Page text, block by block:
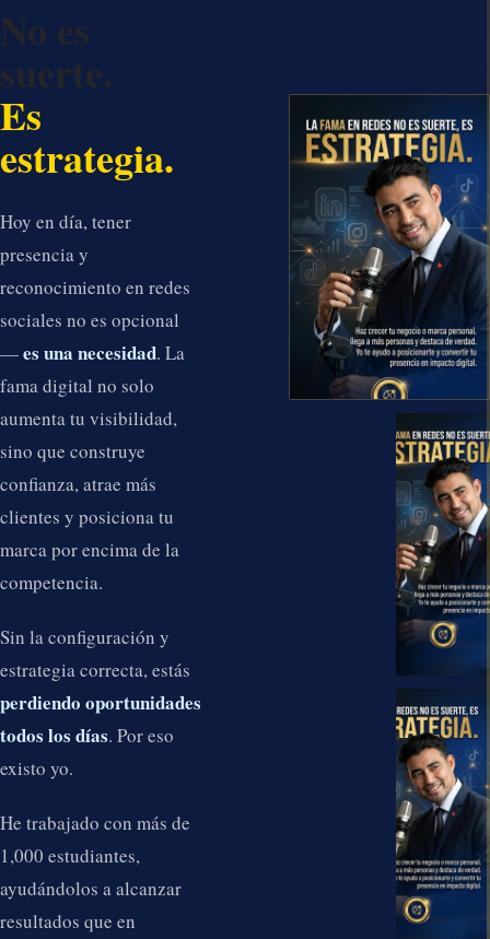
No es
suerte.
Es
estrategia.
Hoy en día, tener
presencia y
reconocimiento en redes
sociales no es opcional
—es una necesidad. La
fama digital no solo
aumenta tu visibilidad,
sino que construye
confianza, atrae más
clientes y posiciona tu
marca por encima de la
competencia.
Sin la configuración y
estrategia correcta, estás
perdiendo oportunidades
todos los días. Por eso
existo yo.
He trabajado con más de
1,000 estudiantes,
ayudándolos a alcanzar
resultados que en